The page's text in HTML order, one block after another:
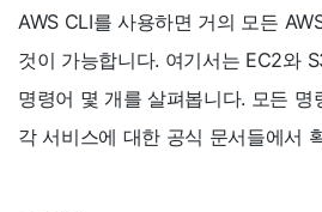
AWS CLI를 사용하면 거의 모든
것이 가능합니다. 여기서는 EC2와
명령어 몇 개를 살펴봅니다. 모든 명
각 서비스에 대한 공식 문서들에서